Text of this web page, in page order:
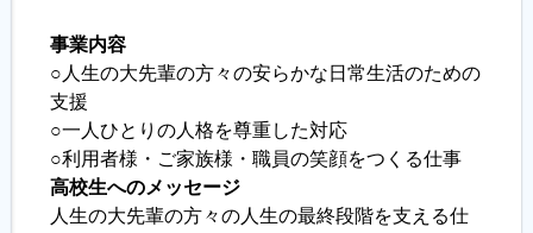
各種セミナー
履歴書ジェネレーター
事業内容
○人生の大先輩の方々の安らかな日常生活のための
支援
○一人ひとりの人格を尊重した対応
○利用者様・ご家族様・職員の笑顔をつくる仕事
高校生へのメッセージ
人生の大先輩の方々の人生の最終段階を支える仕